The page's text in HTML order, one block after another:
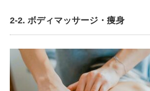
2-2. ボディマッサージ・痩身